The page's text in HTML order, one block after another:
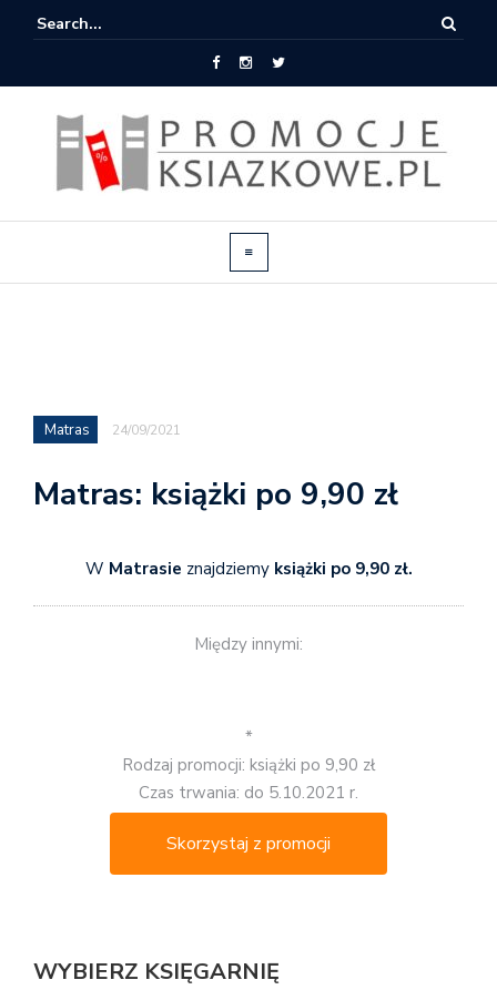
Matras 24/09/2021
Matras: książki po 9,90 zł
W Matrasie znajdziemy książki po 9,90 zł.
Między innymi:
*
Rodzaj promocji: książki po 9,90 zł
Czas trwania: do 5.10.2021 r.
Skorzystaj z promocji
WYBIERZ KSIĘGARNIĘ